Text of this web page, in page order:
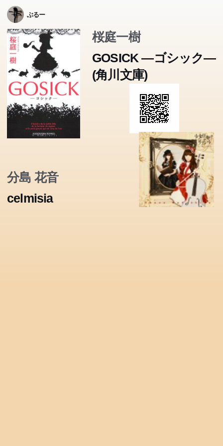
ぶるー
桜庭一樹
GOSICK ―ゴシック―
(角川文庫)
分島 花音
celmisia